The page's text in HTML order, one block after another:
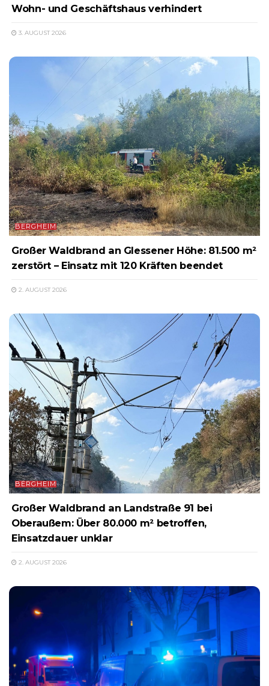
Wohn- und Geschäftshaus verhindert
3. AUGUST 2026
BERGHEIM
Großer Waldbrand an Glessener Höhe: 81.500 m²
zerstört – Einsatz mit 120 Kräften beendet
2. AUGUST 2026
BERGHEIM
Großer Waldbrand an Landstraße 91 bei
Oberaußem: Über 80.000 m² betroffen,
Einsatzdauer unklar
2. AUGUST 2026